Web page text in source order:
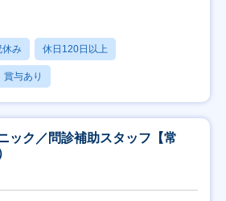
休み 休日120日以上
賞与あり
ック／問診補助スタッフ【常